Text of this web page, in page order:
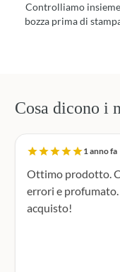
Controlliamo
bozza prima di
Cosa dicono i
1 anno fa
Ottimo prodotto.
errori e profumato.
acquisto!